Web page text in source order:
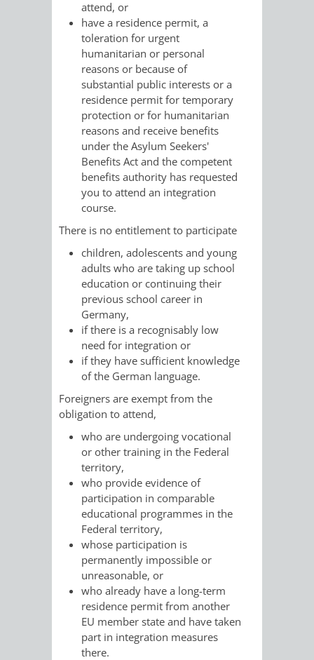
EIGENBETRIEB
REFERAT
STADTKÄMMEREI
attend, or
have a residence permit, a
toleration for urgent
humanitarian or personal
reasons or because of
substantial public interests or a
residence permit for temporary
protection or for humanitarian
reasons and receive benefits
under the Asylum Seekers'
Benefits Act and the competent
benefits authority has requested
you to attend an integration
course.
There is no entitlement to participate
children, adolescents and young
adults who are taking up school
education or continuing their
previous school career in
Germany,
if there is a recognisably low
need for integration or
if they have sufficient knowledge
of the German language.
Foreigners are exempt from the
obligation to attend,
who are undergoing vocational
or other training in the Federal
territory,
who provide evidence of
participation in comparable
educational programmes in the
Federal territory,
whose participation is
permanently impossible or
unreasonable, or
who already have a long-term
residence permit from another
EU member state and have taken
part in integration measures
there.